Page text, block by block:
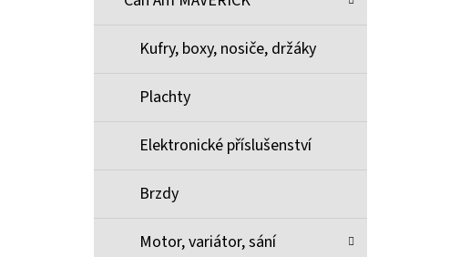
Kufry, boxy, nosiče, držáky
Plachty
Elektronické příslušenství
Brzdy
Motor, variátor, sání